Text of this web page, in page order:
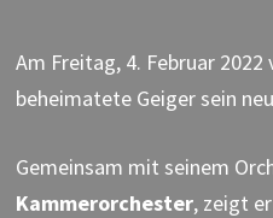
Am Freitag, 4. Februar
beheimatete Geiger sein
Gemeinsam mit seinem
Kammerorchester, zeigt